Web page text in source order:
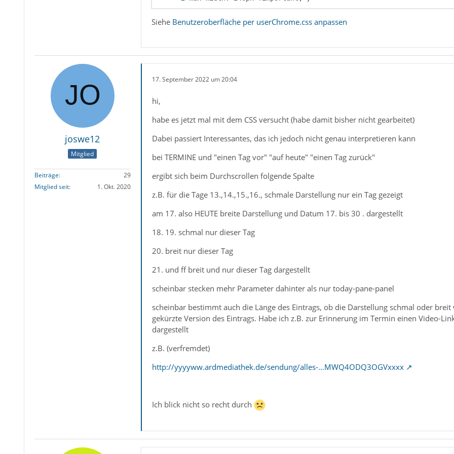
Siehe Benutzeroberfläche per userChrome.css anpassen
joswe12
Mitglied
Beiträge
29
Mitglied seit
1. Okt. 2020
17. September 2022 um 20:04
hi,
habe es jetzt mal mit dem CSS versucht (habe damit bisher nicht gearbeitet)
Dabei passiert Interessantes, das ich jedoch nicht genau interpretieren kann
bei TERMINE und "einen Tag vor" "auf heute" "einen Tag zurück"
ergibt sich beim Durchscrollen folgende Spalte
z.B. für die Tage 13.,14.,15.,16., schmale Darstellung nur ein Tag gezeigt
am 17. also HEUTE breite Darstellung und Datum 17. bis 30 . dargestellt
18. 19. schmal nur dieser Tag
20. breit nur dieser Tag
21. und ff breit und nur dieser Tag dargestellt
scheinbar stecken mehr Parameter dahinter als nur today-pane-panel
scheinbar bestimmt auch die Länge des Eintrags, ob die Darstellung schmal oder
gekürzte Version des Eintrags. Habe ich z.B. zur Erinnerung im Termin einen Video-
dargestellt
z.B. (verfremdet)
http://yyyyww.ardmediathek.de/sendung/alles-…MWQ4ODQ3OGVxxxx
Ich blick nicht so recht durch